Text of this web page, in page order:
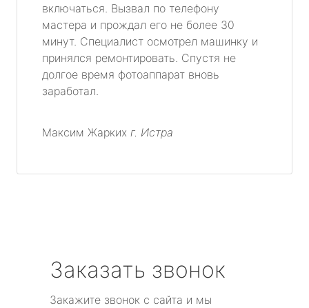
включаться. Вызвал по телефону
мастера и прождал его не более 30
минут. Специалист осмотрел машинку и
принялся ремонтировать. Спустя не
долгое время фотоаппарат вновь
заработал.
Максим Жарких г. Истра
Заказать звонок
Закажите звонок с сайта и мы